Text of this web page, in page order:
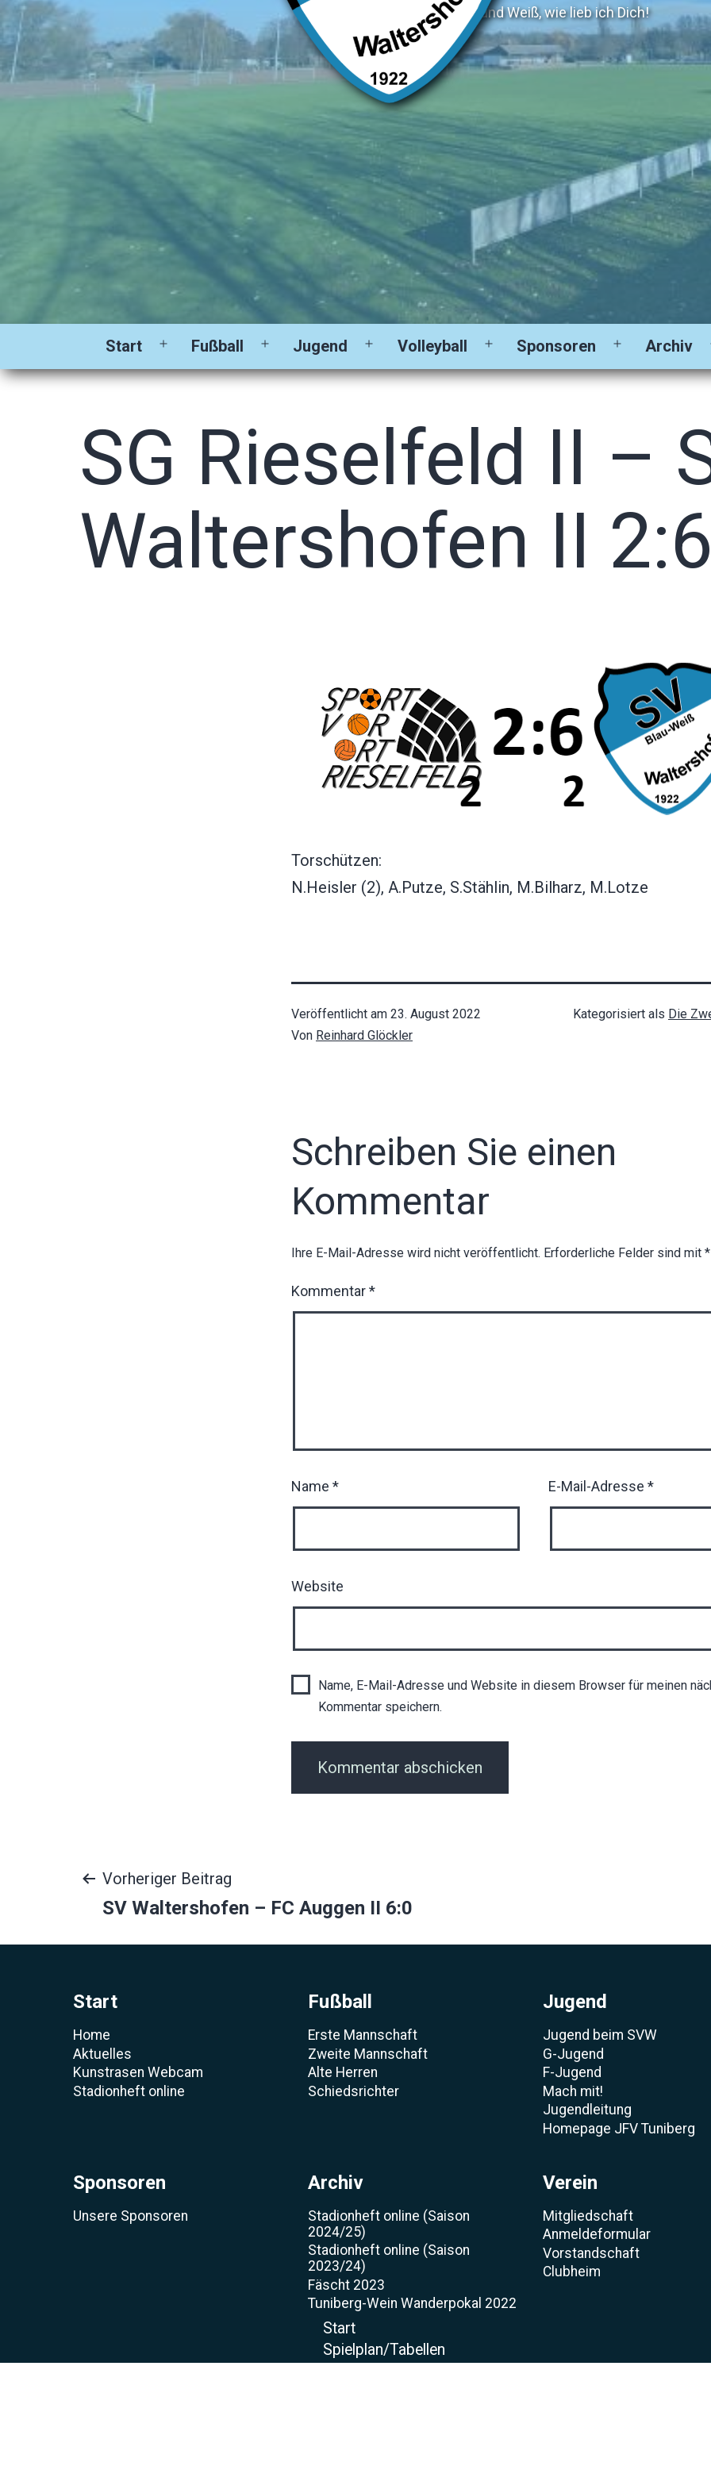
Blau und Weiß, wie lieb ich Dich!
Start
Menü
öffnen
Fußball
Menü
öffnen
Jugend
Menü
öffnen
Volleyball
Menü
öffnen
Sponsoren
Menü
öffnen
Archiv
SG Rieselfeld II –
Waltershofen II 2:6
Torschützen:
N.Heisler (2), A.Putze, S.Stählin, M.Bilharz, M.Lotze
Veröffentlicht am 23. August 2022
Von Reinhard Glöckler
Kategorisiert als Die
Schreiben Sie einen
Kommentar
Ihre E-Mail-Adresse wird nicht veröffentlicht. Erforderliche Felder sind mit *
Kommentar*
Name * E-Mail-Adresse *
Website
Name, E-Mail-Adresse und Website in diesem Browser für meinen
Kommentar speichern.
Beitragsnavigation
Vorheriger Beitrag
SV Waltershofen – FC Auggen II 6:0
Start
Home
Aktuelles
Kunstrasen Webcam
Stadionheft online
Fußball
Erste Mannschaft
Zweite Mannschaft
Alte Herren
Schiedsrichter
Jugend
Jugend beim SVW
G-Jugend
F-Jugend
Mach mit!
Jugendleitung
Homepage JFV Tuniberg
Sponsoren
Unsere Sponsoren
Archiv
Stadionheft online (Saison
2024/25)
Stadionheft online (Saison
2023/24)
Fäscht 2023
Tuniberg-Wein Wanderpokal 2022
Start
Spielplan/Tabellen
Verein
Mitgliedschaft
Anmeldeformular
Vorstandschaft
Clubheim